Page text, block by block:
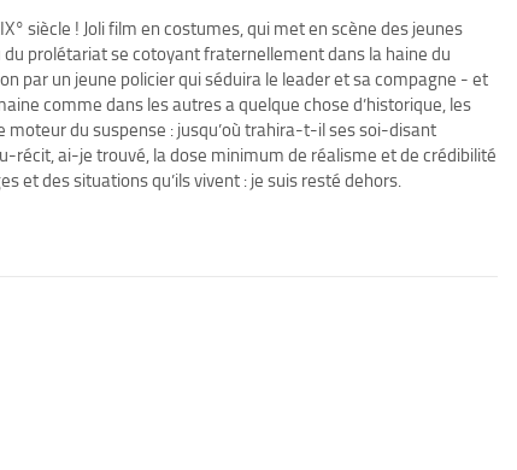
siècle ! Joli film en costumes, qui met en scène des jeunes
prolétariat se cotoyant fraternellement dans la haine du
par un jeune policier qui séduira le leader et sa compagne - et
comme dans les autres a quelque chose d’historique, les
du suspense : jusqu’où trahira-t-il ses soi-disant
récit, ai-je trouvé, la dose minimum de réalisme et de crédibilité
et des situations qu’ils vivent : je suis resté dehors.